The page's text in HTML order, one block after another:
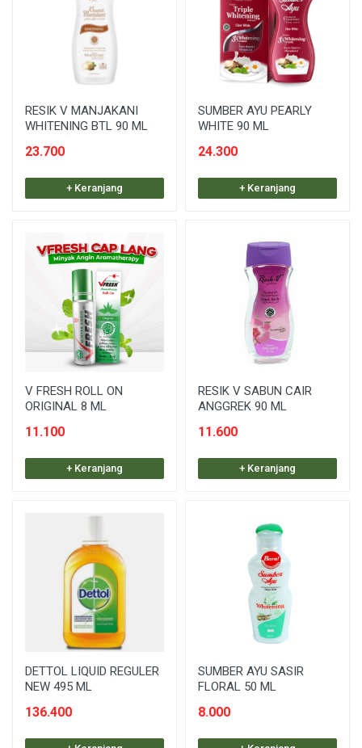
RESIK V MANJAKANI
WHITENING BTL 90 ML
23.700
+ Keranjang
SUMBER AYU PEARLY
WHITE 90 ML
24.300
+ Keranjang
V FRESH ROLL ON
ORIGINAL 8 ML
11.100
+ Keranjang
RESIK V SABUN CAIR
ANGGREK 90 ML
11.600
+ Keranjang
DETTOL LIQUID REGULER
NEW 495 ML
136.400
SUMBER AYU SASIR
FLORAL 50 ML
8.000